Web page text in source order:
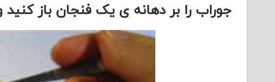
جوراب را بر دهانه ی یک فنجان باز کنید و 2 قاشق غذا خوری تخم چمن را داخل آن